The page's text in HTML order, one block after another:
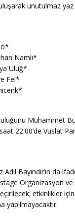
unutulmaz
Namlı*
Uluğ*
Fel*
Muhammet
22.00’de Vuslat
Adil Bayındır’ın da
Organizasyon ve
etkinlikler
yapılmayacaktır.